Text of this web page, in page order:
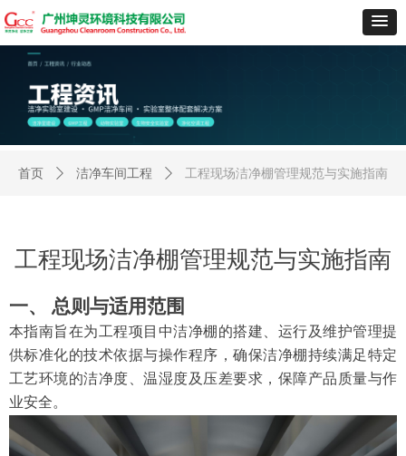
工程现场洁净棚管理规范与实施指南
一、 总则与适用范围
本指南旨在为工程项目中洁净棚的搭建、运行及维护管理提
供标准化的技术依据与操作程序，确保洁净棚持续满足特定
工艺环境的洁净度、温湿度及压差要求，保障产品质量与作
业安全。
首页 ꄲ 洁净车间工程 ꄲ 工程现场洁净棚管理规范与实施指南